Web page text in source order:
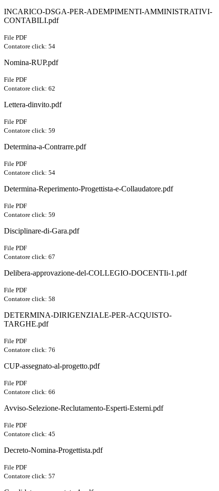
INCARICO-DSGA-PER-ADEMPIMENTI-AMMINISTRATIVI-
CONTABILI.pdf
File PDF
Contatore click: 54
Nomina-RUP.pdf
File PDF
Contatore click: 62
Lettera-dinvito.pdf
File PDF
Contatore click: 59
Determina-a-Contrarre.pdf
File PDF
Contatore click: 54
Determina-Reperimento-Progettista-e-Collaudatore.pdf
File PDF
Contatore click: 59
Disciplinare-di-Gara.pdf
File PDF
Contatore click: 67
Delibera-approvazione-del-COLLEGIO-DOCENTIi-1.pdf
File PDF
Contatore click: 58
DETERMINA-DIRIGENZIALE-PER-ACQUISTO-
TARGHE.pdf
File PDF
Contatore click: 76
CUP-assegnato-al-progetto.pdf
File PDF
Contatore click: 66
Avviso-Selezione-Reclutamento-Esperti-Esterni.pdf
File PDF
Contatore click: 45
Decreto-Nomina-Progettista.pdf
File PDF
Contatore click: 57